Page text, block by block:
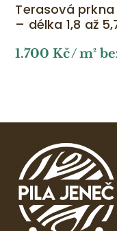
Terasová
– délka 1,8 až
1.700Kč/ m²